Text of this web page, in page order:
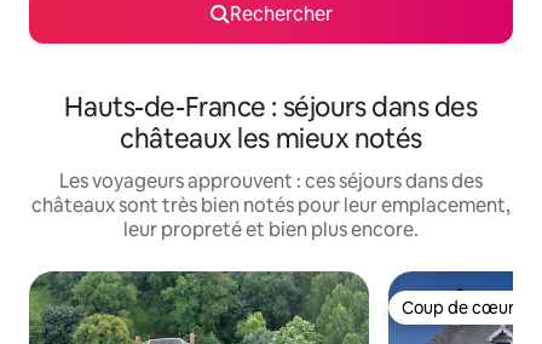
Rechercher
Hauts-de-France : séjours dans des
châteaux les mieux notés
Les voyageurs approuvent : ces séjours dans des
châteaux sont très bien notés pour leur emplacement,
leur propreté et bien plus encore.
Coup de cœur
Coup de cœur